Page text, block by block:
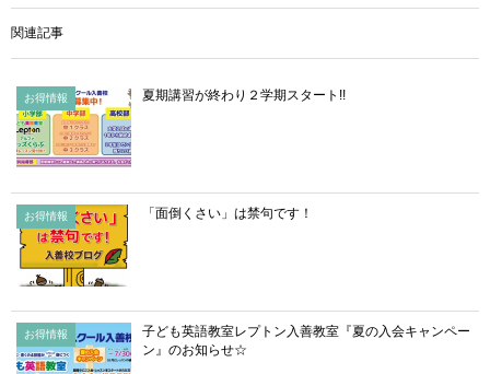
関連記事
お得情報 夏期講習が終わり２学期スタート!!
お得情報 「面倒くさい」は禁句です！
お得情報
子ども英語教室レプトン入善教室『夏の入会キャンペー
ン』のお知らせ☆